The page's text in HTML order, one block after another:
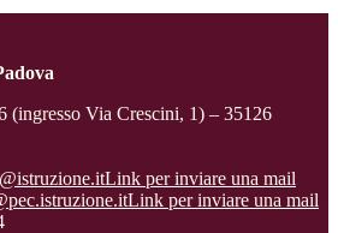
(ingresso Via Crescini, 1) – 35126
Link per inviare una mail
Link per inviare una mail